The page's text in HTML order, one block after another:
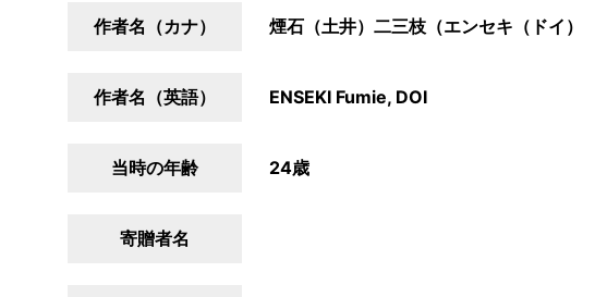
作者名（カナ） 煙石（土井）二三枝（エンセキ（ドイ
作者名（英語） ENSEKI Fumie, DOI
当時の年齢 24歳
寄贈者名